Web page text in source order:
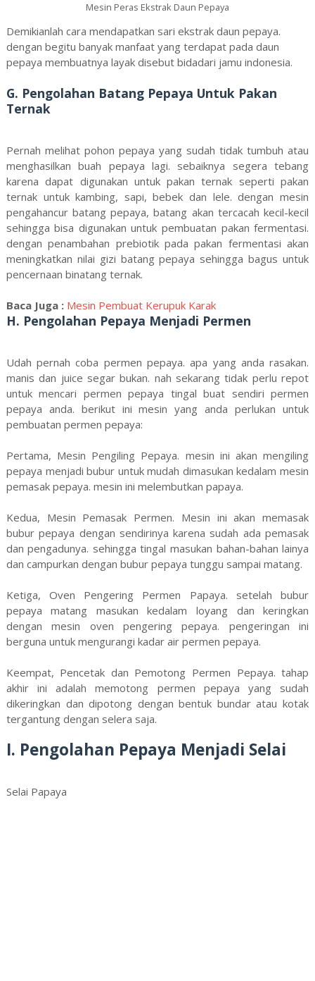
Mesin Peras Ekstrak Daun Pepaya
Demikianlah cara mendapatkan sari ekstrak daun pepaya.
dengan begitu banyak manfaat yang terdapat pada daun
pepaya membuatnya layak disebut bidadari jamu indonesia.
G. Pengolahan Batang Pepaya Untuk Pakan
Ternak
Pernah melihat pohon pepaya yang sudah tidak tumbuh atau
menghasilkan buah pepaya lagi. sebaiknya segera tebang
karena dapat digunakan untuk pakan ternak seperti pakan
ternak untuk kambing, sapi, bebek dan lele. dengan mesin
pengahancur batang pepaya, batang akan tercacah kecil-kecil
sehingga bisa digunakan untuk pembuatan pakan fermentasi.
dengan penambahan prebiotik pada pakan fermentasi akan
meningkatkan nilai gizi batang pepaya sehingga bagus untuk
pencernaan binatang ternak.
Baca Juga : Mesin Pembuat Kerupuk Karak
H. Pengolahan Pepaya Menjadi Permen
Udah pernah coba permen pepaya. apa yang anda rasakan.
manis dan juice segar bukan. nah sekarang tidak perlu repot
untuk mencari permen pepaya tingal buat sendiri permen
pepaya anda. berikut ini mesin yang anda perlukan untuk
pembuatan permen pepaya:
Pertama, Mesin Pengiling Pepaya. mesin ini akan mengiling
pepaya menjadi bubur untuk mudah dimasukan kedalam mesin
pemasak pepaya. mesin ini melembutkan papaya.
Kedua, Mesin Pemasak Permen. Mesin ini akan memasak
bubur pepaya dengan sendirinya karena sudah ada pemasak
dan pengadunya. sehingga tingal masukan bahan-bahan lainya
dan campurkan dengan bubur pepaya tunggu sampai matang.
Ketiga, Oven Pengering Permen Papaya. setelah bubur
pepaya matang masukan kedalam loyang dan keringkan
dengan mesin oven pengering pepaya. pengeringan ini
berguna untuk mengurangi kadar air permen pepaya.
Keempat, Pencetak dan Pemotong Permen Pepaya. tahap
akhir ini adalah memotong permen pepaya yang sudah
dikeringkan dan dipotong dengan bentuk bundar atau kotak
tergantung dengan selera saja.
I. Pengolahan Pepaya Menjadi Selai
Selai Papaya